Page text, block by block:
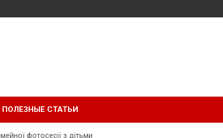
ПОЛЕЗНЫЕ СТАТЬИ
фотосесії з дітьми